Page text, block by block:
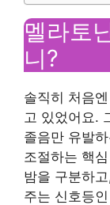
멜라토
니?
솔직히 처음
고 있었어요.
졸음만 유발
조절하는 핵
밤을 구분하
주는 신호등